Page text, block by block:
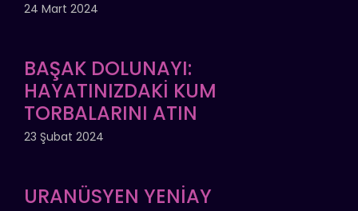
24 Mart 2024
BAŞAK DOLUNAYI:
HAYATINIZDAKİ KUM
TORBALARINI ATIN
23 Şubat 2024
URANÜSYEN YENİAY